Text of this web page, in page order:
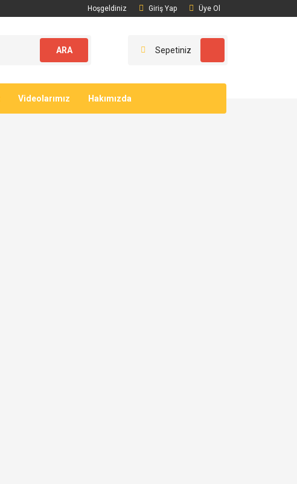
Hoşgeldiniz Giriş Yap Üye Ol
ARA Sepetiniz
Videolarımız Hakımızda